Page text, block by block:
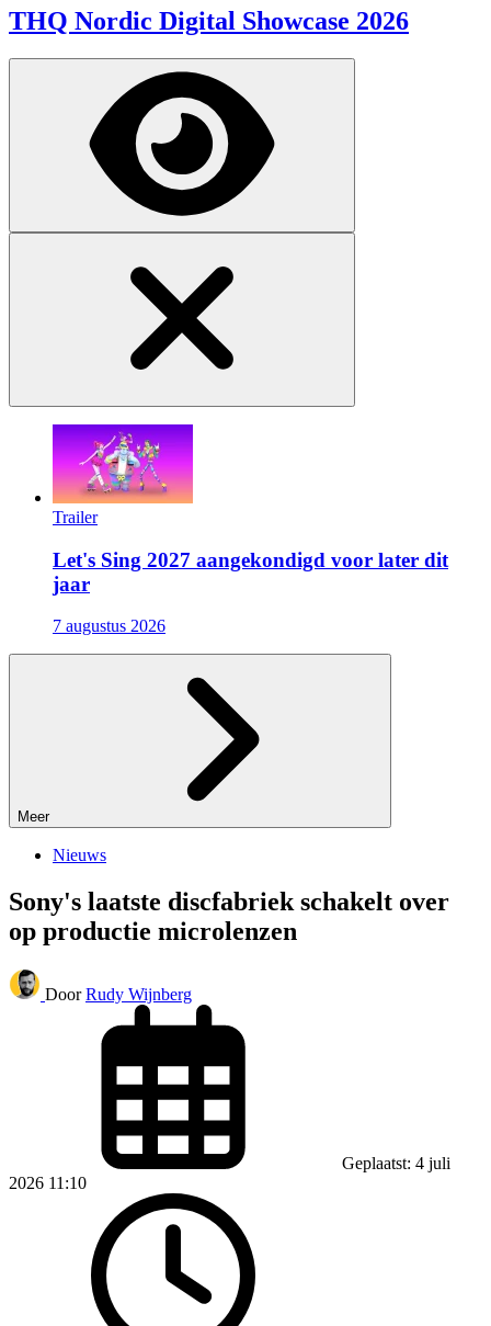
THQ Nordic Digital Showcase 2026
Trailer
Let's Sing 2027 aangekondigd voor later dit
jaar
7 augustus 2026
Meer
Nieuws
Sony's laatste discfabriek schakelt over
op productie microlenzen
Door Rudy Wijnberg
Geplaatst: 4 juli
2026 11:10